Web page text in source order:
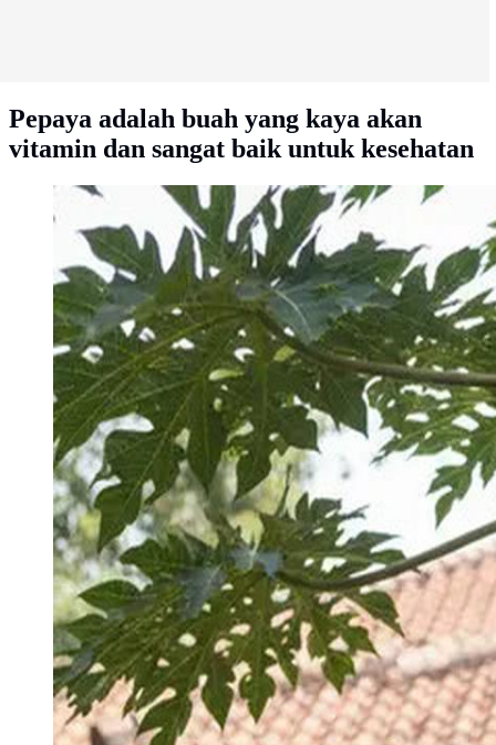
Pepaya adalah buah yang kaya akan
vitamin dan sangat baik untuk kesehatan